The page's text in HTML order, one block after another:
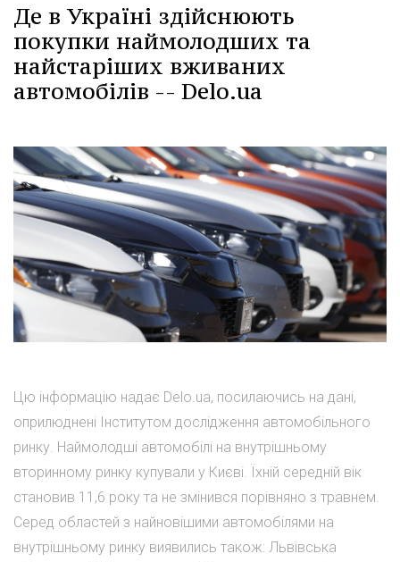
Де в Україні здійснюють
покупки наймолодших та
найстаріших вживаних
автомобілів -- Delo.ua
Цю інформацію надає Delo.ua, посилаючись на дані,
оприлюднені Інститутом дослідження автомобільного
ринку. Наймолодші автомобілі на внутрішньому
вторинному ринку купували у Києві. Їхній середній вік
становив 11,6 року та не змінився порівняно з травнем.
Серед областей з найновішими автомобілями на
внутрішньому ринку виявились також: Львівська